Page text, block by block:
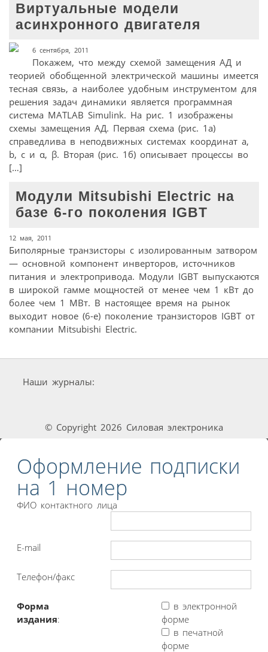
Виртуальные модели
асинхронного двигателя
6 сентября, 2011
Покажем, что между схемой замещения АД и
теорией обобщенной электрической машины имеется
тесная связь, а наиболее удобным инструментом для
решения задач динамики является программная
система MATLAB Simulink. На рис. 1 изображены
схемы замещения АД. Первая схема (рис. 1а)
справедлива в неподвижных системах координат a,
b, c и α, β. Вторая (рис. 1б) описывает процессы во
[…]
Модули Mitsubishi Electric на
базе 6-го поколения IGBT
12 мая, 2011
Биполярные транзисторы с изолированным затвором
— основной компонент инверторов, источников
питания и электропривода. Модули IGBT выпускаются
в широкой гамме мощностей от менее чем 1 кВт до
более чем 1 МВт. В настоящее время на рынок
выходит новое (6-е) поколение транзисторов IGBT от
компании Mitsubishi Electric.
Наши журналы:
© Copyright 2026 Силовая электроника
Оформление подписки
на 1 номер
ФИО контактного лица
E-mail
Телефон/факс
Форма
издания:
в электронной
форме
в печатной
форме